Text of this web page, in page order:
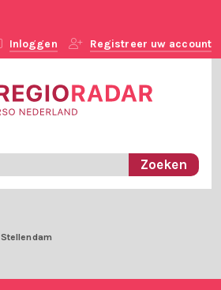
Inloggen Registreer uw account
Stellendam